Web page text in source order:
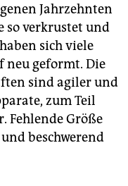
Jahrzehnten
so verkrustet und
sich viele
neu geformt. Die
sind agiler und
zum Teil
Fehlende Größe
beschwerend